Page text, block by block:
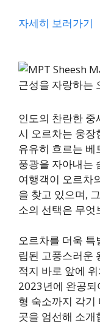
자세히 보러가기
인도의 찬란한
시 오르차는 웅장
유유히 흐르는 베
풍광을 자아내는
여행객이 오르차
을 찾고 있으며,
소의 선택은 무엇
오르차를 더욱
립된 고풍스러운
적지 바로 앞에
2023년에 완공
형 숙소까지 각기
곳을 엄선해 소개